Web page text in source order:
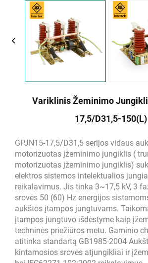
Variklinis Žeminimo
17,5/D31,5-150(L)
GPJN15-17,5/D31,5 serijos vidaus
motorizuotas įžeminimo jungiklis (
motorizuotas įžeminimo jungiklis)
elektros sistemos intelektualios
reikalavimus. Jis tinka 3~17,5 kV, 3
srovės 50 (60) Hz energijos
aukštos įtampos jungtuvams.
įtampos jungtuvo išdėstyme kaip
techninės priežiūros metu. Gaminio
atitinka standartą GB1985-2004
kintamosios srovės atjungikliai ir